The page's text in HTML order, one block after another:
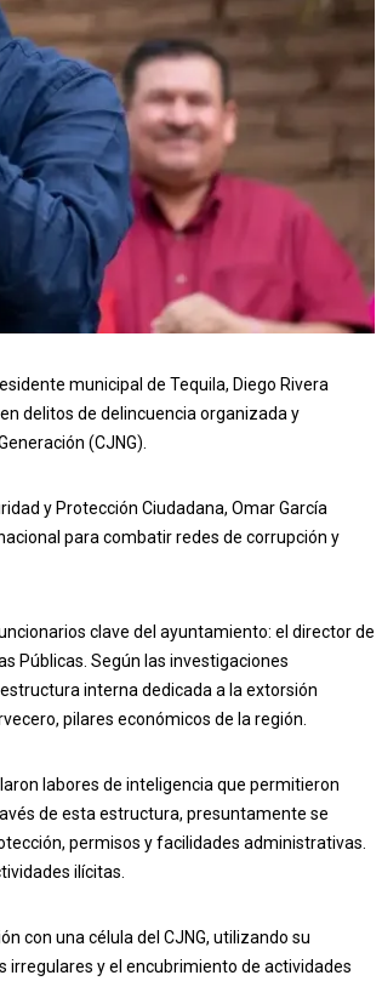
municipal de Tequila, Diego Rivera
delitos de delincuencia organizada y
(CJNG).
y Protección Ciudadana, Omar García
para combatir redes de corrupción y
clave del ayuntamiento: el director de
Públicas. Según las investigaciones
interna dedicada a la extorsión
pilares económicos de la región.
labores de inteligencia que permitieron
de esta estructura, presuntamente se
permisos y facilidades administrativas.
ilícitas.
con una célula del CJNG, utilizando su
y el encubrimiento de actividades